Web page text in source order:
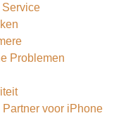
Service
Problemen
voor iPhone